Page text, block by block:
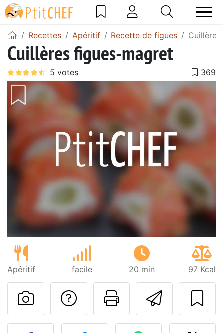
Recettes Apéritif Recette de figues
Cuillères figues-magret
Apéritif facile 20 min 97 Kcal
Imprimer
Poser une
Publier votre photo de